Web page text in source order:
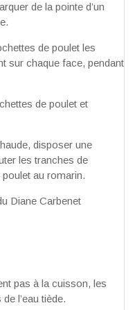
de la pointe d’un
de poulet les
sur chaque face, pendant
de poulet et
disposer une
les tranches de
au romarin.
Diane Carbenet
pas à la cuisson, les
l’eau tiède.